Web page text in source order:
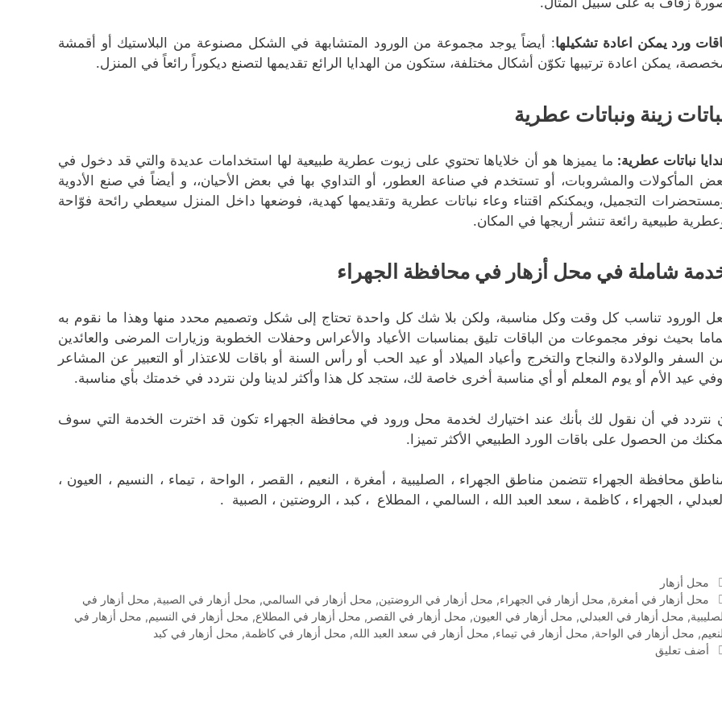
ورد يمكن اعادة تشكيلها: أيضاً يوجد مجموعة من الورود المتشابهة في الشكل مصنوعة من البلاستيك أو أقمشة
يمكن اعادة ترتيبها تكوّن أشكال مختلفة، ستكون من الهدايا الرائع تقديمها لتصنع ديكوراً رائعاً في المنزل.
زينة ونباتات عطرية
نباتات عطرية: ما يميزها هو أن خلاياها تحتوي على زيوت عطرية طبيعية لها استخدامات عديدة والتي قد دخول في
المأكولات والمشروبات، أو تستخدم في صناعة العطور، أو التداوي بها في بعض الأحيان،، و أيضاً في صنع الأدوية
التجميل، ويمكنكم اقتناء وعاء نباتات عطرية وتقديمها كهدية، فوضعها داخل المنزل سيعطي رائحة فوّاحة
طبيعية رائعة تنشر أريجها في المكان.
شاملة في محل أزهار في محافظة الجهراء
الورود تناسب كل وقت وكل مناسبة، ولكن بلا شك كل واحدة تحتاج إلى شكل وتصميم محدد منها وهذا ما نقوم به
بحيث نوفر مجموعات من الباقات تليق بمناسبات الأعياد والأعراس وحفلات الخطوبة وزيارات المرضى والعائدين
السفر والولادة والنجاح والتخرج وأعياد الميلاد أو عيد الحب أو رأس السنة أو باقات للاعتذار أو التعبير عن المشاعر
أوفي عيد الأم أو يوم المعلم أو أي مناسبة أخرى خاصة لك، ستجد كل هذا وأكثر لدينا ولن نتردد في خدمتك بأي مناسبة.
نتردد في أن نقول لك بأنك عند اختيارك لخدمة محل ورود في محافظة الجهراء تكون قد اخترت الخدمة التي سوف
من الحصول على باقات الورد الطبيعي الأكثر تميزا.
محافظة الجهراء تتضمن مناطق الجهراء ، الصليبية ، أمغرة ، النعيم ، القصر ، الواحة ، تيماء ، النسيم ، العيون ،
العبدلي ، الجهراء ، كاظمة ، سعد العبد الله ، السالمي ، المطلاع ، كبد ، الروضتين ، الصبية .
التصنيفات
محل أزهار
الوسوم
محل أزهار في أمغرة, محل أزهار في الجهراء, محل أزهار في الروضتين, محل أزهار في السالمي, محل أزهار في الصبية, محل أزهار في
, محل أزهار في العبدلي, محل أزهار في العيون, محل أزهار في القصر , محل أزهار في المطلاع, محل أزهار في النسيم, محل أزهار في
, محل أزهار في الواحة, محل أزهار في تيماء, محل أزهار في سعد العبد الله, محل أزهار في كاظمة, محل أزهار في كبد
أضف تعليق